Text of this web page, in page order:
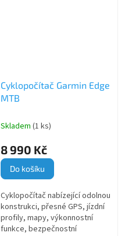
Cyklopočítač Garmin Edge
MTB
Skladem (1 ks)
8 990 Kč
Do košíku
Cyklopočítač nabízející odolnou
konstrukci, přesné GPS, jízdní
profily, mapy, výkonnostní
funkce, bezpečnostní